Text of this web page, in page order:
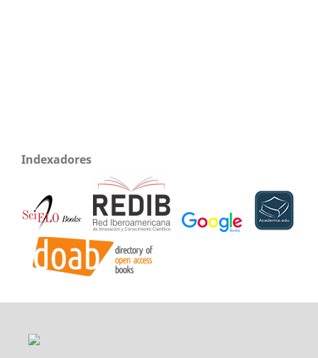
Indexadores